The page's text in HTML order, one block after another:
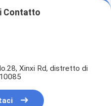
Contatto
Xinxi Rd, distretto di